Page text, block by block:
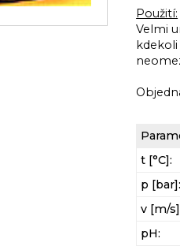
Použití:
Velmi
t [°C]:
p [bar]:
v [m/
pH: